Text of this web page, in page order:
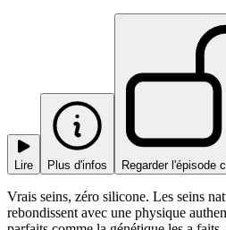
Lire Plus d'infos Regarder l'épisode
Vrais seins, zéro silicone. Les seins
rebondissent avec une physique